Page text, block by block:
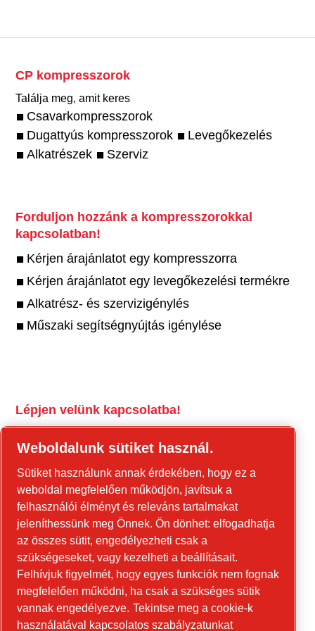
CP kompresszorok
Találja meg, amit keres
Csavarkompresszorok
Dugattyús kompresszorok
Levegőkezelés
Alkatrészek
Szerviz
Forduljon hozzánk a kompresszorokkal
kapcsolatban!
Kérjen árajánlatot egy kompresszorra
Kérjen árajánlatot egy levegőkezelési termékre
Alkatrész- és szervizigénylés
Műszaki segítségnyújtás igénylése
Lépjen velünk kapcsolatba!
Forduljon hozzánk az építőipari
berendezésekkel és a mobil energiaellátási
berendezésekkel kapcsolatban!
power-technique.cp.hu
Linkedin
YouTube
Weboldalunk sütiket használ.
Sütiket használunk annak érdekében, hogy ez a
weboldal megfelelően működjön, javítsuk a
felhasználói élményt és releváns tartalmakat
jeleníthessünk meg Önnek. Ön dönhet: elfogadhatja
az összes sütit, engedélyezheti csak a
szükségeseket, vagy kezelheti a beállításait.
Felhívjuk figyelmét, hogy egyes funkciók nem fognak
megfelelően működni, ha csak a szükséges sütik
vannak engedélyezve. Tekintse meg a cookie-k
használatával kapcsolatos szabályzatunkat